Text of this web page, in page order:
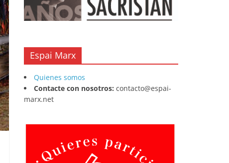
Espai Marx
Quienes somos
Contacte con nosotros: contacto@espai-
marx.net